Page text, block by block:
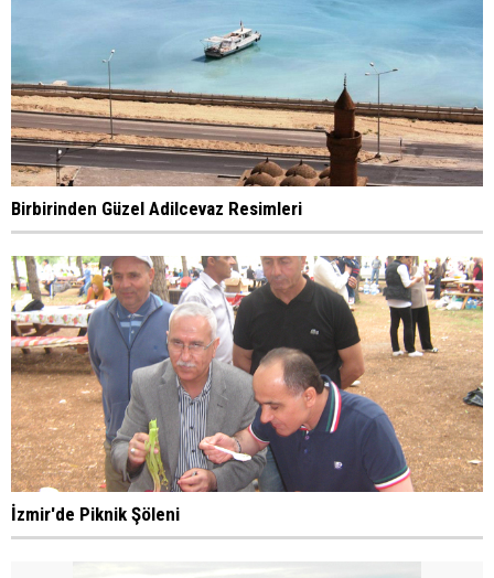
Birbirinden Güzel Adilcevaz Resimleri
İzmir'de Piknik Şöleni